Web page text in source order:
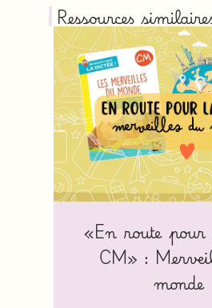
Ressources
«En route pour
CM» :
monde